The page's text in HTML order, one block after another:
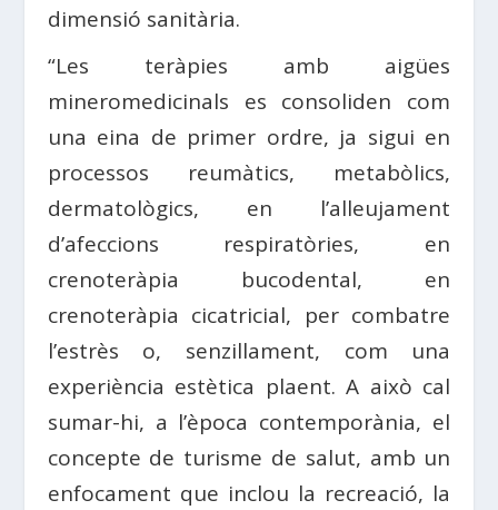
dimensió sanitària.
“Les teràpies amb aigües
mineromedicinals es consoliden com
una eina de primer ordre, ja sigui en
processos reumàtics, metabòlics,
dermatològics, en l’alleujament
d’afeccions respiratòries, en
crenoteràpia bucodental, en
crenoteràpia cicatricial, per combatre
l’estrès o, senzillament, com una
experiència estètica plaent. A això cal
sumar-hi, a l’època contemporània, el
concepte de turisme de salut, amb un
enfocament que inclou la recreació, la